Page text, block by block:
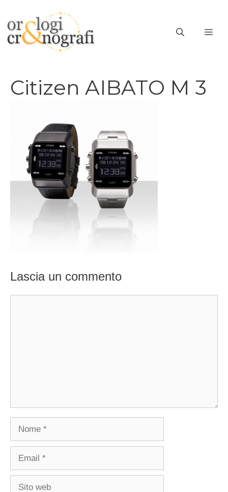
contenuto
Citizen AIBATO M 3
Lascia un commento
Nome
Email
Sito